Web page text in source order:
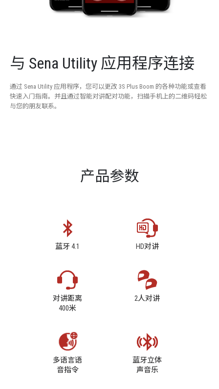
与 Sena Utility 应用程序连接
通过 Sena Utility 应用程序，您可以更改 3S Plus Boom 的各种功能或查看
快速入门指南。并且通过智能对讲配对功能，扫描手机上的二维码轻松
与您的朋友联系。
产品参数
蓝牙 4.1 HD对讲
对讲距离
400米
2人对讲
多语言语
音指令
蓝牙立体
声音乐